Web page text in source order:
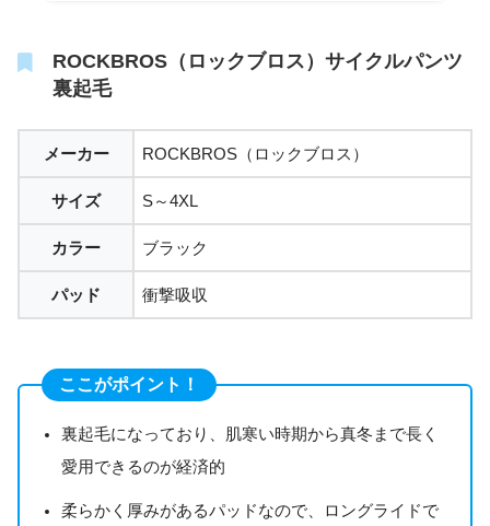
ROCKBROS（ロックブロス）サイクルパンツ
裏起毛
メーカー ROCKBROS（ロックブロス）
サイズ S～4XL
カラー ブラック
パッド 衝撃吸収
ここがポイント！
裏起毛になっており、肌寒い時期から真冬まで長く
愛用できるのが経済的
柔らかく厚みがあるパッドなので、ロングライドで